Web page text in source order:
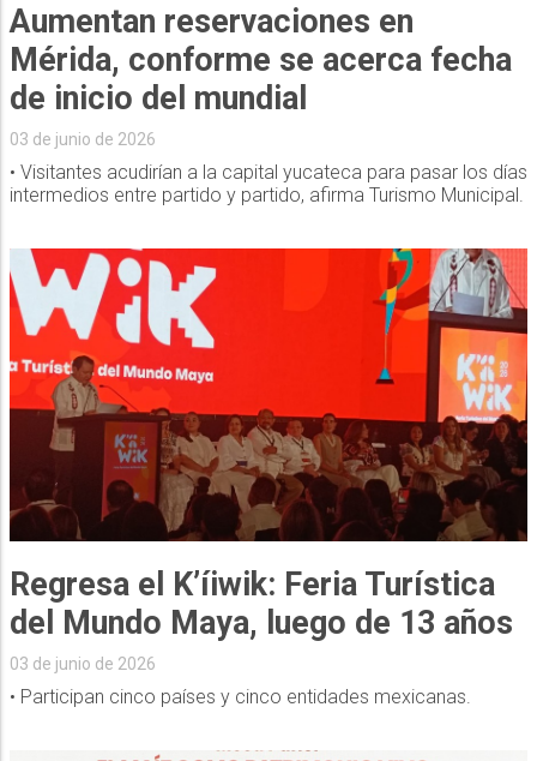
Aumentan reservaciones en
Mérida, conforme se acerca fecha
de inicio del mundial
03 de junio de 2026
• Visitantes acudirían a la capital yucateca para pasar los días
intermedios entre partido y partido, afirma Turismo Municipal.
Regresa el K’íiwik: Feria Turística
del Mundo Maya, luego de 13 años
03 de junio de 2026
• Participan cinco países y cinco entidades mexicanas.